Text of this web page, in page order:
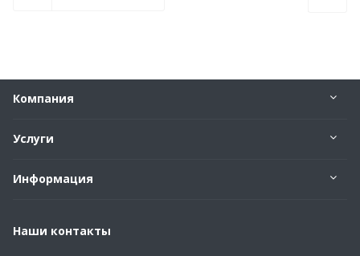
Компания
Услуги
Информация
Наши контакты